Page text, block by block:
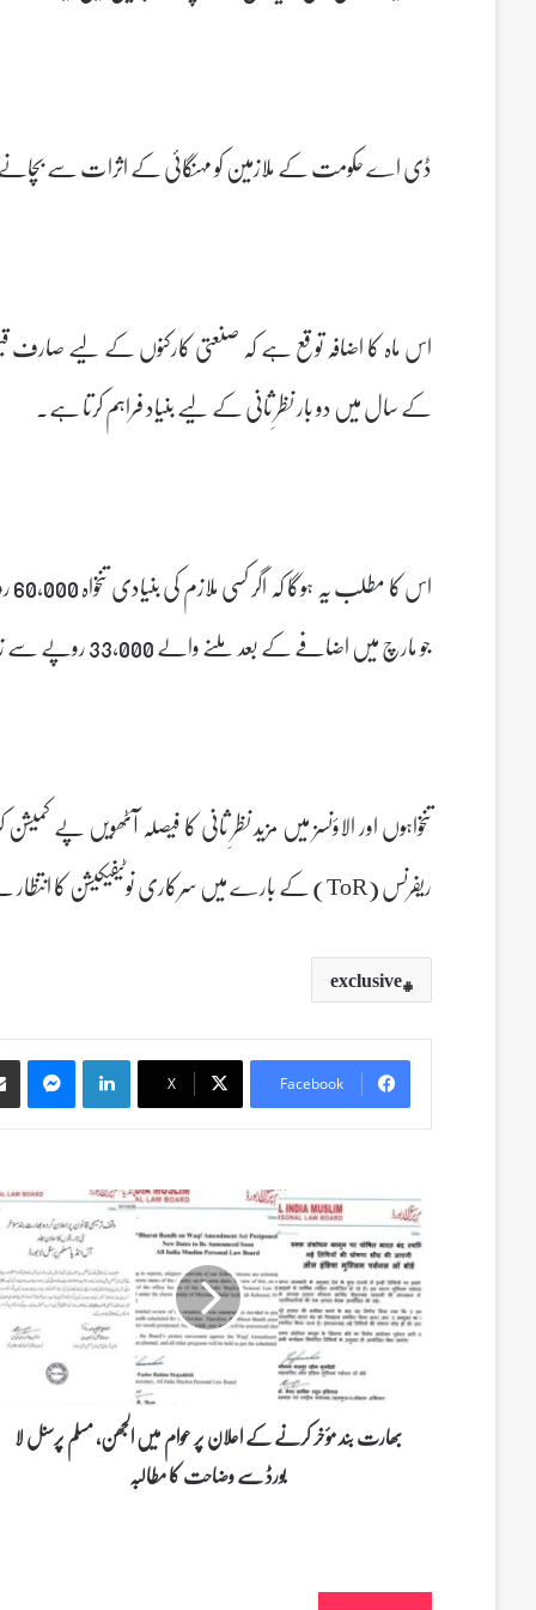
ڈی اے حکومت کے ملازمین کو مہنگائی کے اثرات سے
کے سال میں دو بار نظرِ ثانی کے لیے بنیاد فراہم کرتا ہے۔
جو مارچ میں اضافے کے بعد ملنے والے 33,000 روپے سے زیادہ ہیں۔
تنخواہوں اور الاؤنسز میں مزید نظرِ ثانی کا فیصلہ آٹھویں پے
ریفرنس (ToR) کے بارے میں سرکاری نوٹیفیکیشن کا انتظار ہے۔
exclusive
Facebook
X
LinkedIn
Messenger
ت
ے
بھارت بند مؤخر کرنے کے اعلان پر عوام میں الجھن، مسلم پرسنل لا
بورڈ سے وضاحت کا مطالبہ